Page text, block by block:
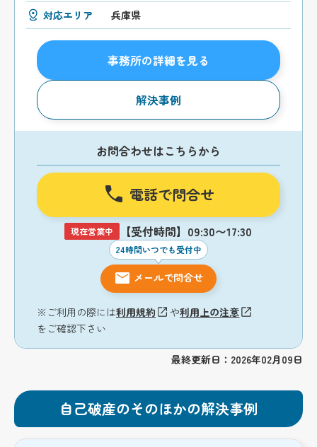
対応エリア 兵庫県
事務所の詳細を見る
解決事例
お問合わせはこちらから
電話で問合せ
現在営業中 【受付時間】09:30〜17:30
24時間いつでも受付中
メールで問合せ
※ご利用の際には利用規約 や利用上の注意
をご確認下さい
最終更新日：2026年02月09日
自己破産のそのほかの解決事例